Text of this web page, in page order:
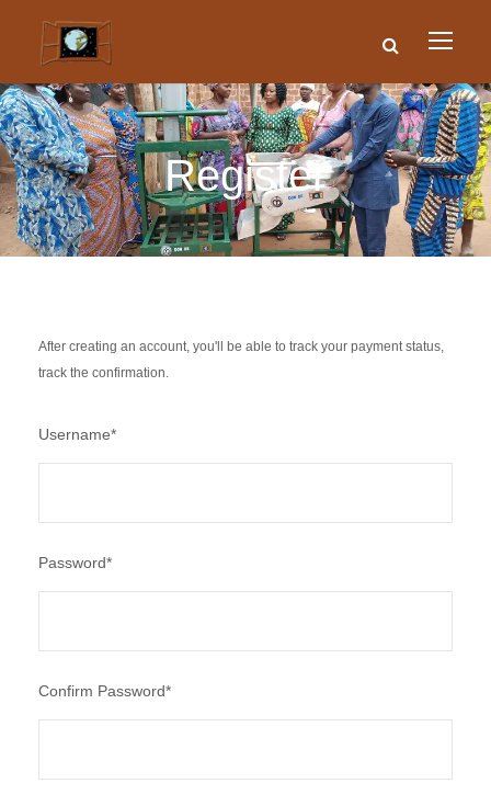
Register
After creating an account, you'll be able to track your payment status,
track the confirmation.
Username*
Password*
Confirm Password*